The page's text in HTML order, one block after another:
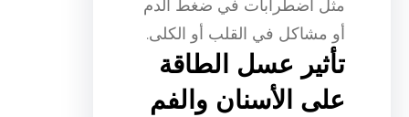
مثل اضطرابات في ضغط الدم
أو مشاكل في القلب أو الكلى.
تأثير عسل الطاقة
على الأسنان والفم